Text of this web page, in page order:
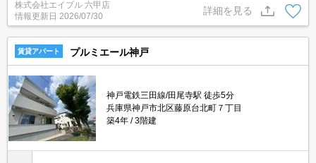
ステム加入要660円/月。賃料口座引落手数料330円/月。
株式会社エイブル 六甲店
情報更新日 2026/07/30
詳細を見る
賃貸アパート プルミエール神戸
神戸電鉄三田線/田尾寺駅 徒歩5分
兵庫県神戸市北区藤原台北町７丁目
築4年
3階建